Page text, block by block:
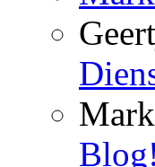
Blog!